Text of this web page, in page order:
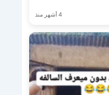
4 أشهر منذ